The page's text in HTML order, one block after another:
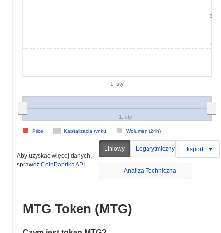
1. sty
Kapitalizacja rynku Wolumen (24h)
Price
1. sty
1
2
Aby uzyskać więcej danych,
sprawdź CoinPaprika API
Liniowy Logarytmiczny Eksport
Analiza Techniczna
MTG Token (MTG)